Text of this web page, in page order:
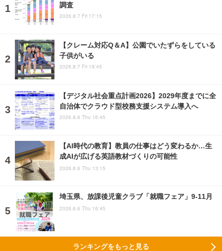
調査
2026.8.7 Fri 17:15
【クレーム対応Q＆A】公園でいたずらをしている
子供がいる
2026.8.7 Fri 19:45
【デジタル社会重点計画2026】2029年度までに全
自治体でクラウド型校務支援システム導入へ
2026.8.6 Thu 16:45
【AI時代の教育】教員の仕事はどう変わるか…生
成AIが広げる英語教材づくりの可能性
2026.8.6 Thu 13:15
埼玉県、放課後児童クラブ「就職フェア」9-11月
2026.8.6 Thu 16:45
ランキングをもっと見る